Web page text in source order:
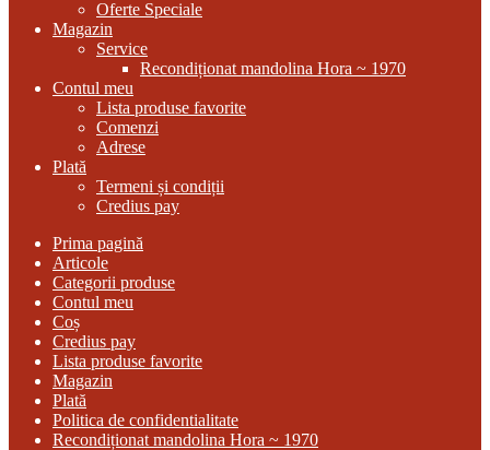
Oferte Speciale
Magazin
Service
Recondiționat mandolina Hora ~ 1970
Contul meu
Lista produse favorite
Comenzi
Adrese
Plată
Termeni și condiții
Credius pay
Prima pagină
Articole
Categorii produse
Contul meu
Coș
Credius pay
Lista produse favorite
Magazin
Plată
Politica de confidentialitate
Recondiționat mandolina Hora ~ 1970